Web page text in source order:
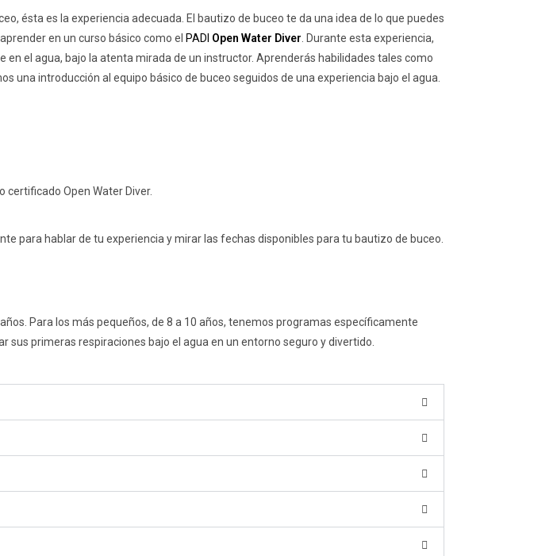
ésta es la experiencia adecuada. El bautizo de buceo te da una idea de lo que puedes
en un curso básico como el PADI Open Water Diver . Durante esta experiencia,
el agua, bajo la atenta mirada de un instructor. Aprenderás habilidades tales como
una introducción al equipo básico de buceo seguidos de una experiencia bajo el agua.
certificado Open Water Diver.
para hablar de tu experiencia y mirar las fechas disponibles para tu bautizo de buceo.
Para los más pequeños, de 8 a 10 años, tenemos programas específicamente
sus primeras respiraciones bajo el agua en un entorno seguro y divertido.